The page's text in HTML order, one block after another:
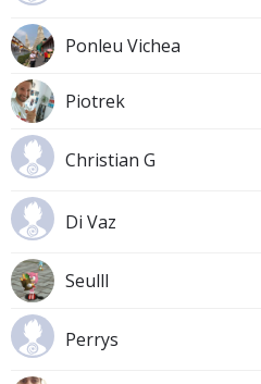
Ponleu Vichea
Piotrek
Christian G
Di Vaz
Seulll
Perrys